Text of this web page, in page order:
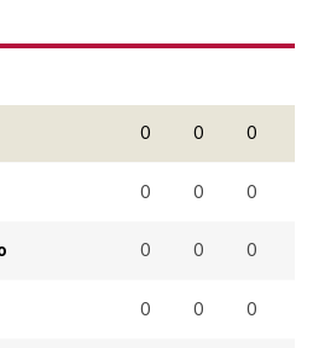
0 0 0
0 0 0
0 0 0
0 0 0